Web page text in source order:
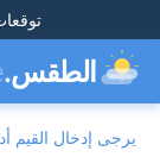
الطقس.
يرجى إدخال القيم